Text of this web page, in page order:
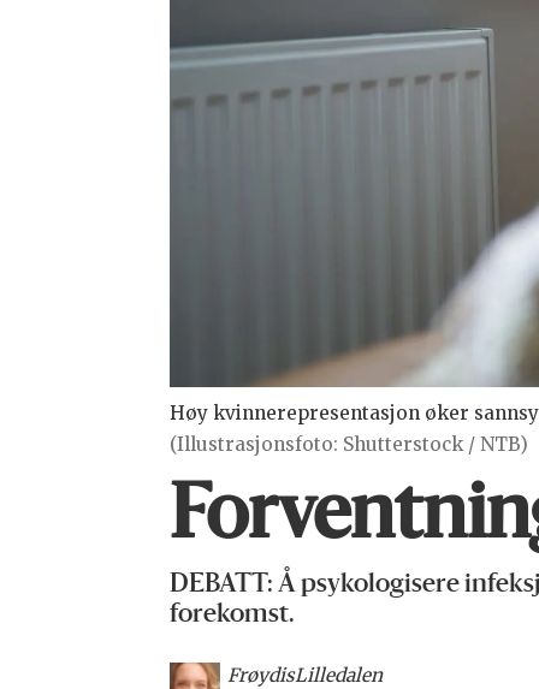
Høy kvinnerepresentasjon øker
(Illustrasjonsfoto: Shutterstock / NTB)
DEBATT: Å psykologisere
forekomst.
FrøydisLilledalen